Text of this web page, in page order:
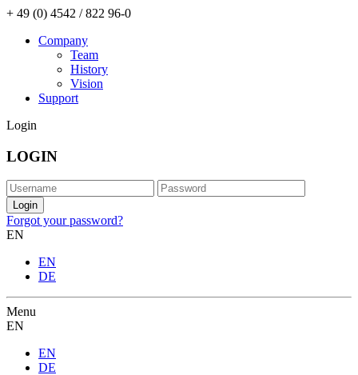
+ 49 (0) 4542 / 822 96-0
Company
Team
History
Vision
Support
Login
LOGIN
Forgot your password?
EN
EN
DE
Menu
EN
EN
DE